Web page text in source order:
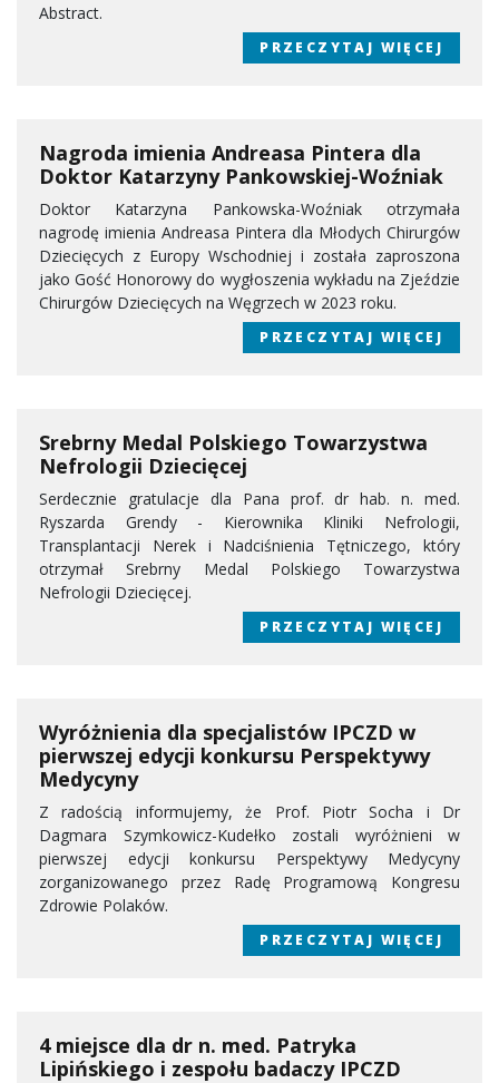
Abstract.
PRZECZYTAJ WIĘCEJ
Nagroda imienia Andreasa Pintera dla
Doktor Katarzyny Pankowskiej-Woźniak
Doktor Katarzyna Pankowska-Woźniak otrzymała
nagrodę imienia Andreasa Pintera dla Młodych Chirurgów
Dziecięcych z Europy Wschodniej i została zaproszona
jako Gość Honorowy do wygłoszenia wykładu na Zjeździe
Chirurgów Dziecięcych na Węgrzech w 2023 roku.
PRZECZYTAJ WIĘCEJ
Srebrny Medal Polskiego Towarzystwa
Nefrologii Dziecięcej
Serdecznie gratulacje dla Pana prof. dr hab. n. med.
Ryszarda Grendy - Kierownika Kliniki Nefrologii,
Transplantacji Nerek i Nadciśnienia Tętniczego, który
otrzymał Srebrny Medal Polskiego Towarzystwa
Nefrologii Dziecięcej.
PRZECZYTAJ WIĘCEJ
Wyróżnienia dla specjalistów IPCZD w
pierwszej edycji konkursu Perspektywy
Medycyny
Z radością informujemy, że Prof. Piotr Socha i Dr
Dagmara Szymkowicz-Kudełko zostali wyróżnieni w
pierwszej edycji konkursu Perspektywy Medycyny
zorganizowanego przez Radę Programową Kongresu
Zdrowie Polaków.
PRZECZYTAJ WIĘCEJ
4 miejsce dla dr n. med. Patryka
Lipińskiego i zespołu badaczy IPCZD